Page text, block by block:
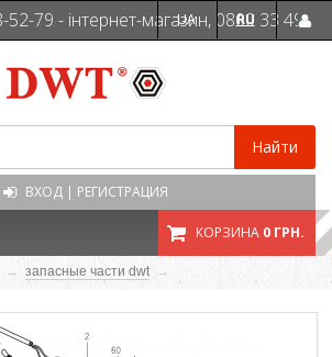
79 - інтернет-магазин, 0800 33 49
UA RU
Найти
ВХОД | РЕГИСТРАЦИЯ
КОРЗИНА 0 ГРН.
→ запасные части dwt →